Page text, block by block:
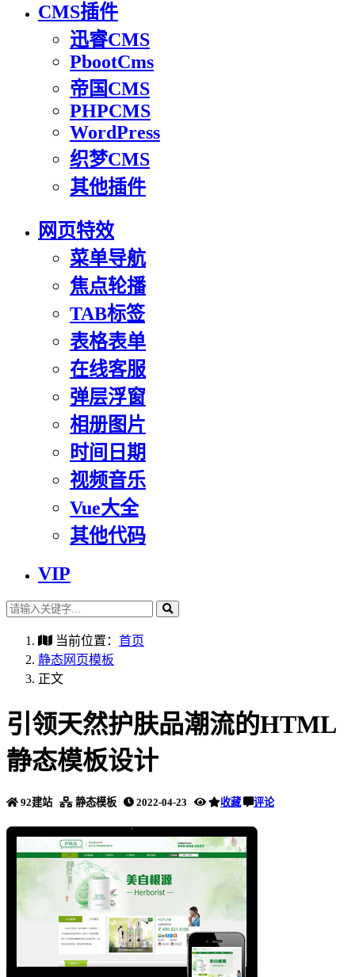
CMS插件
迅睿CMS
PbootCms
帝国CMS
PHPCMS
WordPress
织梦CMS
其他插件
网页特效
菜单导航
焦点轮播
TAB标签
表格表单
在线客服
弹层浮窗
相册图片
时间日期
视频音乐
Vue大全
其他代码
VIP
当前位置： 首页
静态网页模板
正文
引领天然护肤品潮流的HTML
静态模板设计
92建站 静态模板 2022-04-23 收藏 评论